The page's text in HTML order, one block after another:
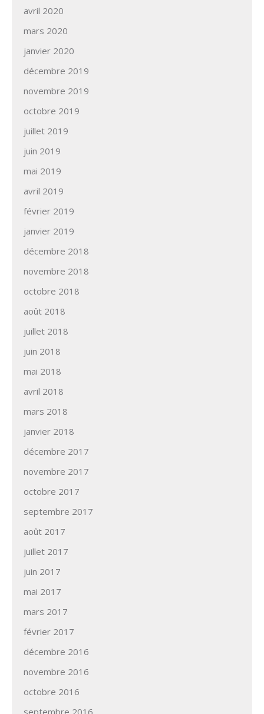
avril 2020
mars 2020
janvier 2020
décembre 2019
novembre 2019
octobre 2019
juillet 2019
juin 2019
mai 2019
avril 2019
février 2019
janvier 2019
décembre 2018
novembre 2018
octobre 2018
août 2018
juillet 2018
juin 2018
mai 2018
avril 2018
mars 2018
janvier 2018
décembre 2017
novembre 2017
octobre 2017
septembre 2017
août 2017
juillet 2017
juin 2017
mai 2017
mars 2017
février 2017
décembre 2016
novembre 2016
octobre 2016
septembre 2016